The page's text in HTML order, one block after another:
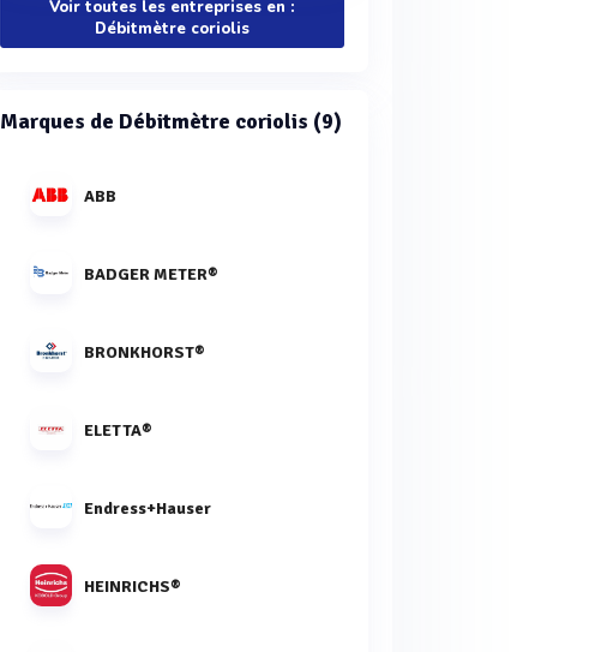
Voir toutes les entreprises en :
Débitmètre coriolis
Marques de Débitmètre coriolis (9)
ABB
BADGER METER®
BRONKHORST®
ELETTA®
Endress+Hauser
HEINRICHS®